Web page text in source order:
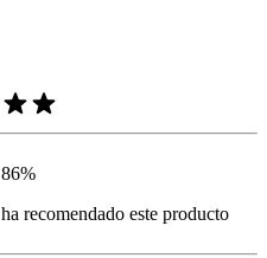
86%
ha recomendado este producto